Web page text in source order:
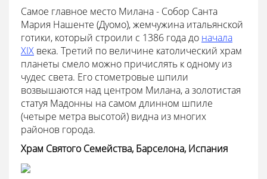
Самое главное место Милана - Собор Санта
Мария Нашенте (Дуомо), жемчужина итальянской
готики, который строили с 1386 года до начала
XIX века. Третий по величине католический храм
планеты смело можно причислять к одному из
чудес света. Его стометровые шпили
возвышаются над центром Милана, а золотистая
статуя Мадонны на самом длинном шпиле
(четыре метра высотой) видна из многих
районов города.
Храм Святого Семейства, Барселона, Испания